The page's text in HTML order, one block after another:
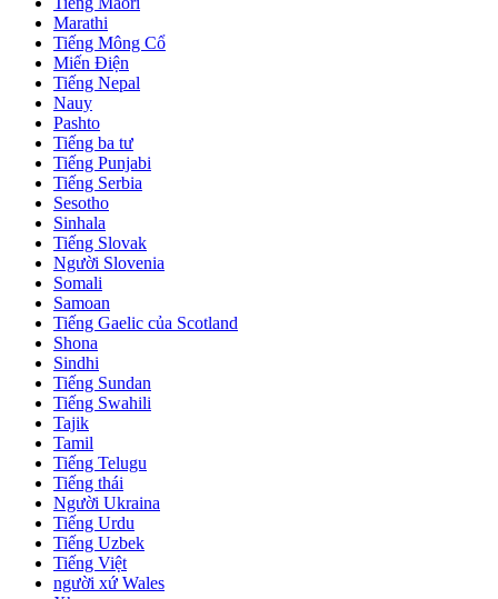
Marathi
Tiếng Mông Cổ
Miến Điện
Tiếng Nepal
Nauy
Pashto
Tiếng ba tư
Tiếng Punjabi
Tiếng Serbia
Sesotho
Sinhala
Tiếng Slovak
Người Slovenia
Somali
Samoan
Tiếng Gaelic của Scotland
Shona
Sindhi
Tiếng Sundan
Tiếng Swahili
Tajik
Tamil
Tiếng Telugu
Tiếng thái
Người Ukraina
Tiếng Urdu
Tiếng Uzbek
Tiếng Việt
người xứ Wales